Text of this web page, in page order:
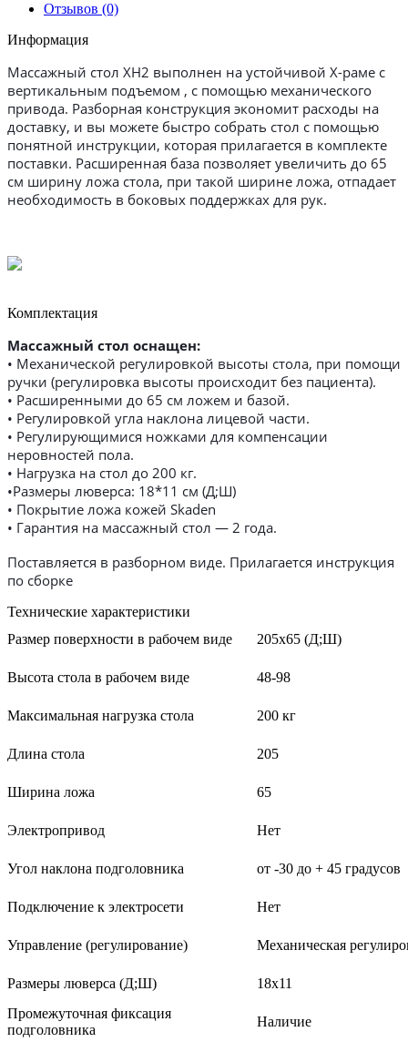
Отзывов (0)
Информация
Массажный стол XH2 выполнен на устойчивой Х-раме с
вертикальным подъемом , с помощью механического
привода. Разборная конструкция экономит расходы на
доставку, и вы можете быстро собрать стол с помощью
понятной инструкции, которая прилагается в комплекте
поставки. Расширенная база позволяет увеличить до 65
см ширину ложа стола, при такой ширине ложа, отпадает
необходимость в боковых поддержках для рук.
Комплектация
Массажный стол оснащен:
• Механической регулировкой высоты стола, при помощи
ручки (регулировка высоты происходит без пациента).
• Расширенными до 65 см ложем и базой.
• Регулировкой угла наклона лицевой части.
• Регулирующимися ножками для компенсации
неровностей пола.
• Нагрузка на стол до 200 кг.
•Размеры люверса: 18*11 см (Д;Ш)
• Покрытие ложа кожей Skaden
• Гарантия на массажный стол — 2 года.
Поставляется в разборном виде. Прилагается инструкция
по сборке
Технические характеристики
Размер поверхности в рабочем виде
205х65 (Д;Ш)
Высота стола в рабочем виде 48-98
Максимальная нагрузка стола 200 кг
Длина стола 205
Ширина ложа 65
Электропривод Нет
Угол наклона подголовника от -30 до + 45 градусов
Подключение к электросети Нет
Управление (регулирование) Механическая
Размеры люверса (Д;Ш)
18х11
Промежуточная фиксация
подголовника
Наличие